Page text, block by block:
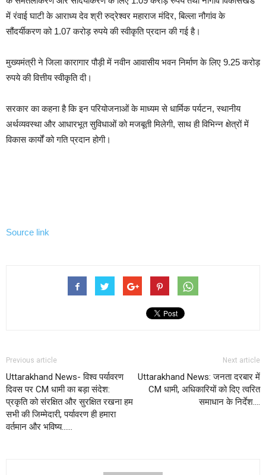
में रंवाई घाटी के आराध्य देव श्री रुद्रेश्वर महाराज मंदिर, बिल्ला नौगांव के
सौंदर्यीकरण को 1.07 करोड़ रुपये की स्वीकृति प्रदान की गई है।
मुख्यमंत्री ने जिला कारागार पौड़ी में नवीन आवासीय भवन निर्माण के लिए 9.25 करोड़
रुपये की वित्तीय स्वीकृति दी।
सरकार का कहना है कि इन परियोजनाओं के माध्यम से धार्मिक पर्यटन, स्थानीय
अर्थव्यवस्था और आधारभूत सुविधाओं को मजबूती मिलेगी, साथ ही विभिन्न क्षेत्रों में
विकास कार्यों को गति प्रदान होगी।
Source link
Previous article
Uttarakhand News- विश्व पर्यावरण
दिवस पर CM धामी का बड़ा संदेश:
प्रकृति को संरक्षित और सुरक्षित रखना हम
सभी की जिम्मेदारी, पर्यावरण ही हमारा
वर्तमान और भविष्य……
Next article
Uttarakhand News: जनता दरबार में
CM धामी, अधिकारियों को दिए त्वरित
समाधान के निर्देश….